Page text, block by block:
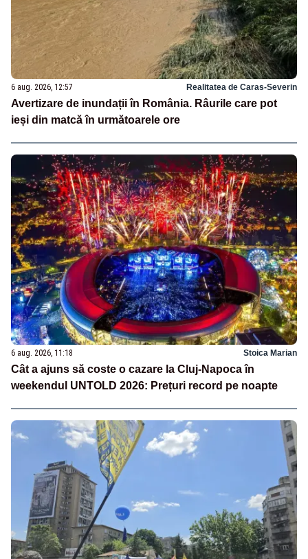
6 aug. 2026, 12:57 Realitatea de Caras-Severin
Avertizare de inundații în România. Râurile care pot
ieși din matcă în următoarele ore
6 aug. 2026, 11:18 Stoica Marian
Cât a ajuns să coste o cazare la Cluj-Napoca în
weekendul UNTOLD 2026: Prețuri record pe noapte